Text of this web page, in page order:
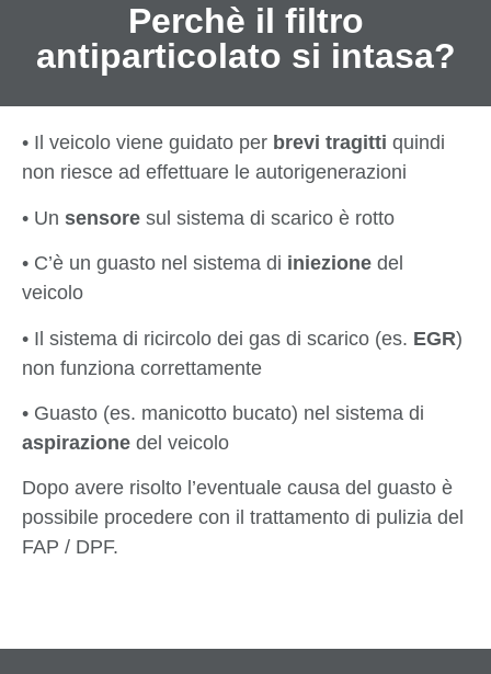
Perchè il filtro
antiparticolato si intasa?
• Il veicolo viene guidato per brevi tragitti quindi
non riesce ad effettuare le autorigenerazioni
• Un sensore sul sistema di scarico è rotto
• C’è un guasto nel sistema di iniezione del
veicolo
• Il sistema di ricircolo dei gas di scarico (es. EGR)
non funziona correttamente
• Guasto (es. manicotto bucato) nel sistema di
aspirazione del veicolo
Dopo avere risolto l’eventuale causa del guasto è
possibile procedere con il trattamento di pulizia del
FAP / DPF.